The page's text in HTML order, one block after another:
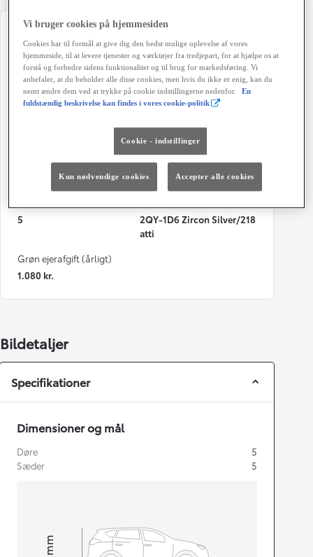
03-2021
2020
Kilometertal
63.151 km
Brændstof
Plug-In Benzin
306 HK
Co2 (blandet kørsel)
Geartype
Automatisk gearkasse
5
2QY-1D6 Zircon Silver/218
atti
Grøn ejerafgift (årligt)
1.080 kr.
Bildetaljer
Specifikationer
Dimensioner og mål
Døre
5
Sæder
5
mm
Vi bruger cookies på hjemmesiden
Cookies har til formål at give dig den bedst mulige oplevelse af vores
hjemmeside, til at levere tjenester og værktøjer fra tredjepart, for at hjælpe os at
forstå og forbedre sidens funktionalitet og til brug for markedsføring. Vi
anbefaler, at du beholder alle disse cookies, men hvis du ikke er enig, kan du
nemt ændre dem ved at trykke på cookie indstillingerne nedenfor.
En
fuldstændig beskrivelse kan findes i vores cookie-politik
Cookie - indstillinger
Kun nødvendige cookies Accepter alle cookies